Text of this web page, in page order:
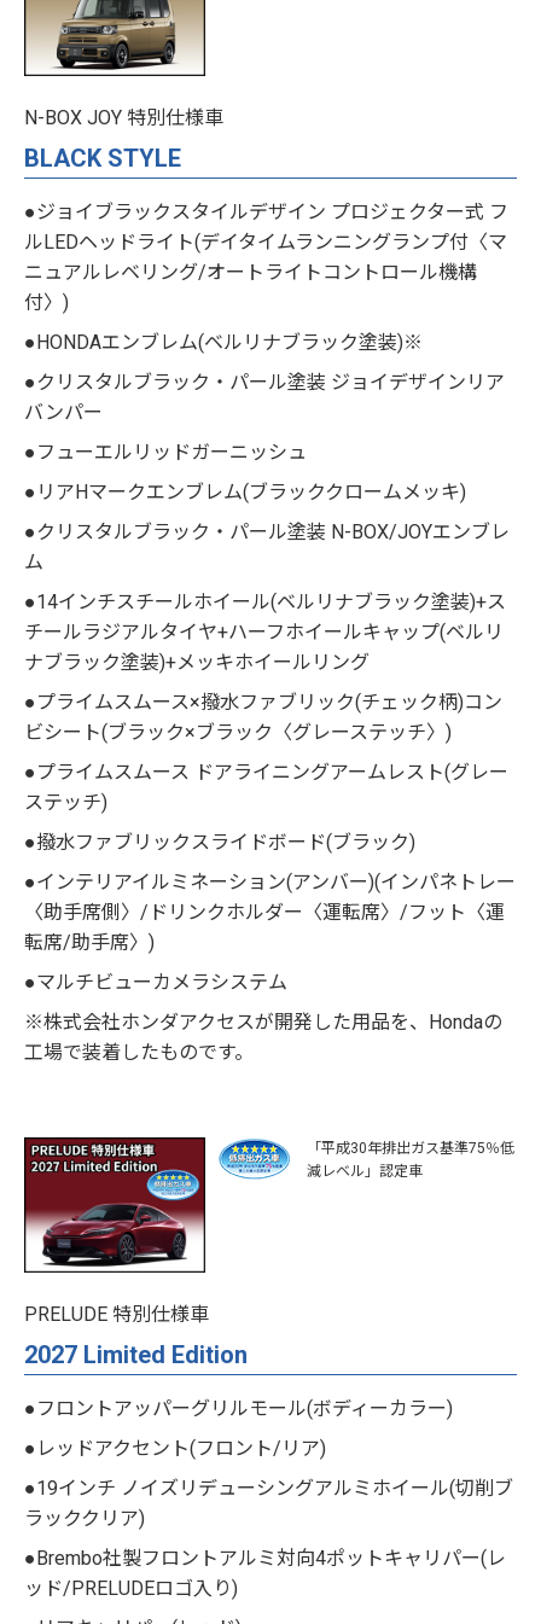
N-BOX JOY 特別仕様車
BLACK STYLE
●ジョイブラックスタイルデザイン プロジェクター式 フ
ルLEDヘッドライト(デイタイムランニングランプ付〈マ
ニュアルレベリング/オートライトコントロール機構
付〉)
●HONDAエンブレム(ベルリナブラック塗装)※
●クリスタルブラック・パール塗装 ジョイデザインリア
バンパー
●フューエルリッドガーニッシュ
●リアHマークエンブレム(ブラッククロームメッキ)
●クリスタルブラック・パール塗装 N-BOX/JOYエンブレ
ム
●14インチスチールホイール(ベルリナブラック塗装)+ス
チールラジアルタイヤ+ハーフホイールキャップ(ベルリ
ナブラック塗装)+メッキホイールリング
●プライムスムース×撥水ファブリック(チェック柄)コン
ビシート(ブラック×ブラック〈グレーステッチ〉)
●プライムスムース ドアライニングアームレスト(グレー
ステッチ)
●撥水ファブリックスライドボード(ブラック)
●インテリアイルミネーション(アンバー)(インパネトレー
〈助手席側〉/ドリンクホルダー〈運転席〉/フット〈運
転席/助手席〉)
●マルチビューカメラシステム
※株式会社ホンダアクセスが開発した用品を、Hondaの
工場で装着したものです。
「平成30年排出ガス基準75％低
減レベル」認定車
PRELUDE 特別仕様車
2027 Limited Edition
●フロントアッパーグリルモール(ボディーカラー)
●レッドアクセント(フロント/リア)
●19インチ ノイズリデューシングアルミホイール(切削ブ
ラッククリア)
●Brembo社製フロントアルミ対向4ポットキャリパー(レ
ッド/PRELUDEロゴ入り)